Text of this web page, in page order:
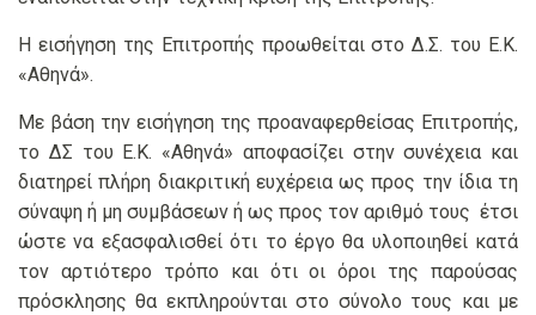
Η εισήγηση της Επιτροπής προωθείται στο Δ.Σ. του Ε.Κ.
«Αθηνά».
Με βάση την εισήγηση της προαναφερθείσας Επιτροπής,
το ΔΣ του Ε.Κ. «Αθηνά» αποφασίζει στην συνέχεια και
διατηρεί πλήρη διακριτική ευχέρεια ως προς την ίδια τη
σύναψη ή μη συμβάσεων ή ως προς τον αριθμό τους έτσι
ώστε να εξασφαλισθεί ότι το έργο θα υλοποιηθεί κατά
τον αρτιότερο τρόπο και ότι οι όροι της παρούσας
πρόσκλησης θα εκπληρούνται στο σύνολο τους και με